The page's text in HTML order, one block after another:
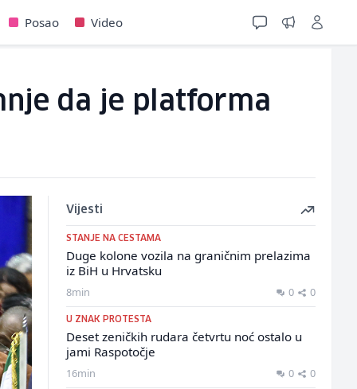
Posao Video
da je platforma
Vijesti
STANJE NA CESTAMA
Duge kolone vozila na graničnim prelazima
iz BiH u Hrvatsku
8min 0 0
U ZNAK PROTESTA
Deset zeničkih rudara četvrtu noć ostalo u
jami Raspotočje
16min 0 0